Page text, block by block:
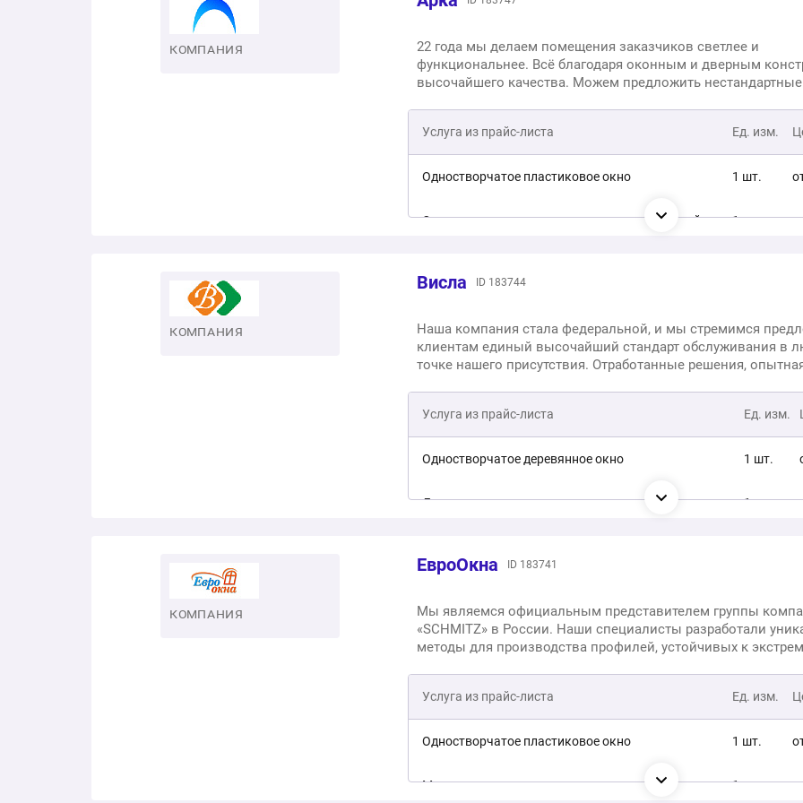
Двухстворчатое пластиковое окно с балконной
1 шт.
Трехстворчатое пластиковое окно 1 шт.
Трехстворчатое пластиковое окно с фрамугой 1 шт.
КОМПАНИЯ
22 года мы делаем помещения заказчиков светлее и
функциональнее. Всё благодаря оконным и дверным
высочайшего качества. Можем предложить
Услуга из прайс-листа Ед. изм.
Одностворчатое пластиковое окно 1 шт.
Одностворчатое пластиковое окно с фрамугой 1 шт.
Трехстворчатое пластиковое окно 1 шт.
Пластиковое французское панорамное окно 1 шт.
Трехстворчатое пластиковое окно с фрамугой 1 шт.
КОМПАНИЯ
Висла ID 183744
Наша компания стала федеральной, и мы стремимся
клиентам единый высочайший стандарт обслуживания в
точке нашего присутствия. Отработанные решения,
Услуга из прайс-листа Ед. изм.
Одностворчатое деревянное окно 1 шт.
Двухстворчатое деревянное окно 1 шт.
фрамугой, горизонтальным импостом и сэндвич-
панелью внизу
Пластиковая складная система «Гармошка» 1 шт.
Одностворчатое пластиковое окно 1 шт.
Двухстворчатое пластиковое окно 1 шт.
Трехстворчатое пластиковое окно 1 шт.
КОМПАНИЯ
ЕвроОкна ID 183741
Мы являемся официальным представителем группы
«SCHMITZ» в России. Наши специалисты разработали
методы для производства профилей, устойчивых к
Услуга из прайс-листа Ед. изм.
Одностворчатое пластиковое окно 1 шт.
Монтаж окон 1 шт.